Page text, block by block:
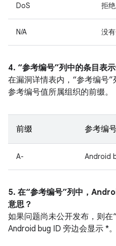
DoS 拒
N/A 没
4. “参考编号”列中的条目表
在漏洞详情表内，“参考编号
参考编号值所属组织的前缀。
前缀 参考编
A- Android
5. 在“参考编号”列中，
意思？
如果问题尚未公开发布，则
Android bug ID 旁边会显示 *。